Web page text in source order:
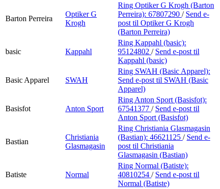
Barton Perreira
Optiker G
Krogh
Ring Optiker G Krogh (Barton
Perreira): 67807290 / Send e-
post til Optiker G Krogh
(Barton Perreira)
basic Kappahl
Ring Kappahl (basic):
95124802 / Send e-post til
Kappahl (basic)
Basic Apparel SWAH
Ring SWAH (Basic Apparel):
Send e-post til SWAH (Basic
Apparel)
Basisfot Anton Sport
Ring Anton Sport (Basisfot):
67541377 / Send e-post til
Anton Sport (Basisfot)
Bastian
Christiania
Glasmagasin
Ring Christiania Glasmagasin
(Bastian): 46621125 / Send e-
post til Christiania
Glasmagasin (Bastian)
Batiste Normal
Ring Normal (Batiste):
40810254 / Send e-post til
Normal (Batiste)